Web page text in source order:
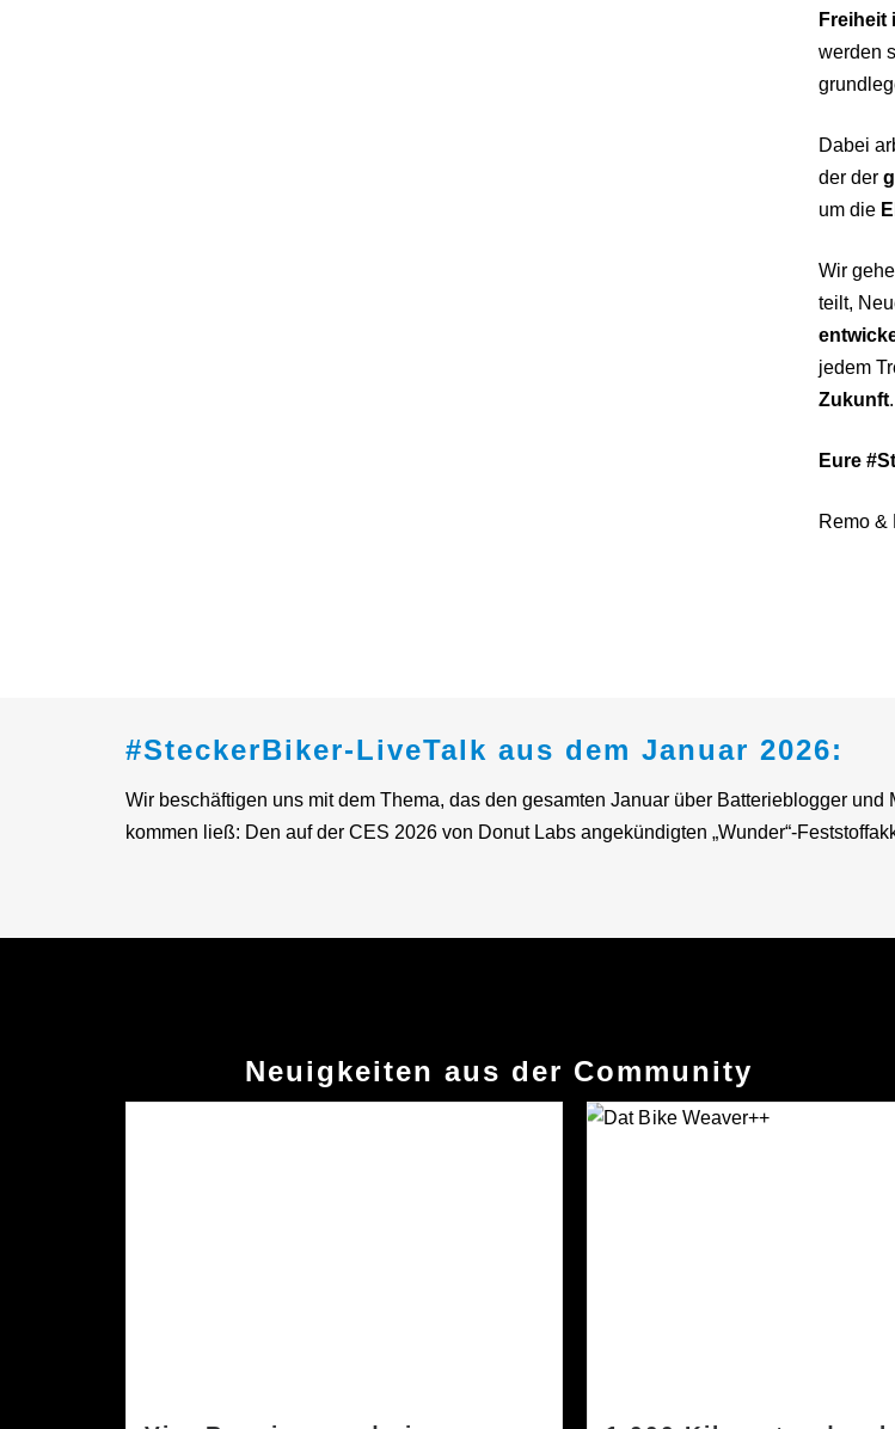
Freiheit
werden
Dabei
der der
um die
Wir
teilt,
jedem
Zukunft.
Eure
Remo &
#SteckerBiker-LiveTalk aus dem Januar 2026:
Wir beschäftigen uns mit dem Thema, das den gesamten Januar über Batterieblogger
kommen ließ: Den auf der CES 2026 von Donut Labs angekündigten „Wunder“-
Neuigkeiten aus der Community